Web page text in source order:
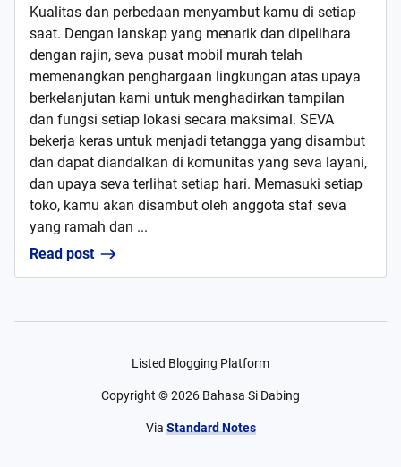
Kualitas dan perbedaan menyambut kamu di setiap
saat. Dengan lanskap yang menarik dan dipelihara
dengan rajin, seva pusat mobil murah telah
memenangkan penghargaan lingkungan atas upaya
berkelanjutan kami untuk menghadirkan tampilan
dan fungsi setiap lokasi secara maksimal. SEVA
bekerja keras untuk menjadi tetangga yang disambut
dan dapat diandalkan di komunitas yang seva layani,
dan upaya seva terlihat setiap hari. Memasuki setiap
toko, kamu akan disambut oleh anggota staf seva
yang ramah dan ...
Read post
Listed Blogging Platform
Copyright ©2026 Bahasa Si Dabing
Via Standard Notes